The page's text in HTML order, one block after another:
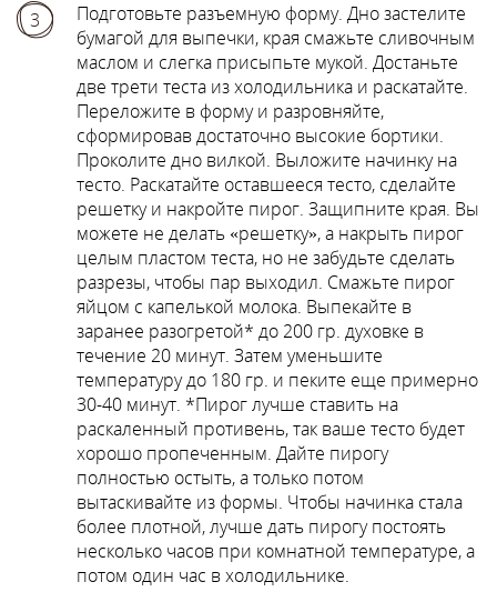
3
Подготовьте разъемную форму. Дно застелите
бумагой для выпечки, края смажьте сливочным
маслом и слегка присыпьте мукой. Достаньте
две трети теста из холодильника и раскатайте.
Переложите в форму и разровняйте,
сформировав достаточно высокие бортики.
Проколите дно вилкой. Выложите начинку на
тесто. Раскатайте оставшееся тесто, сделайте
решетку и накройте пирог. Защипните края. Вы
можете не делать «решетку», а накрыть пирог
целым пластом теста, но не забудьте сделать
разрезы, чтобы пар выходил. Смажьте пирог
яйцом с капелькой молока. Выпекайте в
заранее разогретой* до 200 гр. духовке в
течение 20 минут. Затем уменьшите
температуру до 180 гр. и пеките еще примерно
30-40 минут. *Пирог лучше ставить на
раскаленный противень, так ваше тесто будет
хорошо пропеченным. Дайте пирогу
полностью остыть, а только потом
вытаскивайте из формы. Чтобы начинка стала
более плотной, лучше дать пирогу постоять
несколько часов при комнатной температуре, а
потом один час в холодильнике.